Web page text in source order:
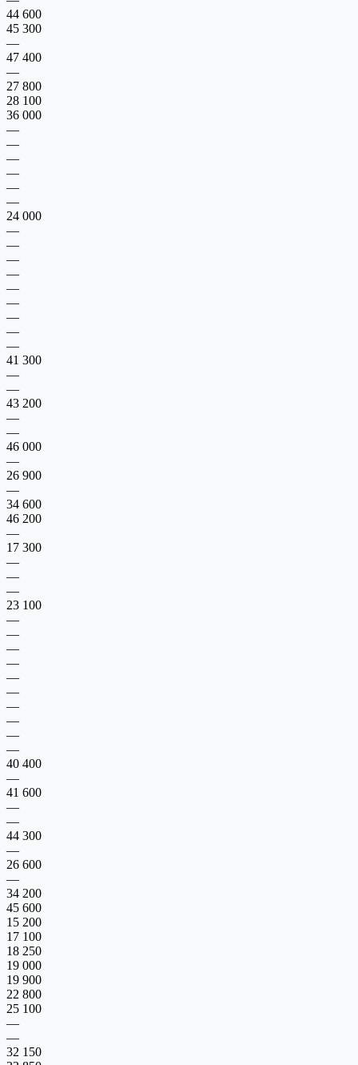
44 600
45 300
—
47 400
—
27 800
28 100
36 000
—
—
—
—
—
—
24 000
—
—
—
—
—
—
—
—
—
41 300
—
—
43 200
—
—
46 000
—
26 900
—
34 600
46 200
—
17 300
—
—
—
23 100
—
—
—
—
—
—
—
—
—
—
40 400
—
41 600
—
—
44 300
—
26 600
—
34 200
45 600
15 200
17 100
18 250
19 000
19 900
22 800
25 100
—
—
32 150